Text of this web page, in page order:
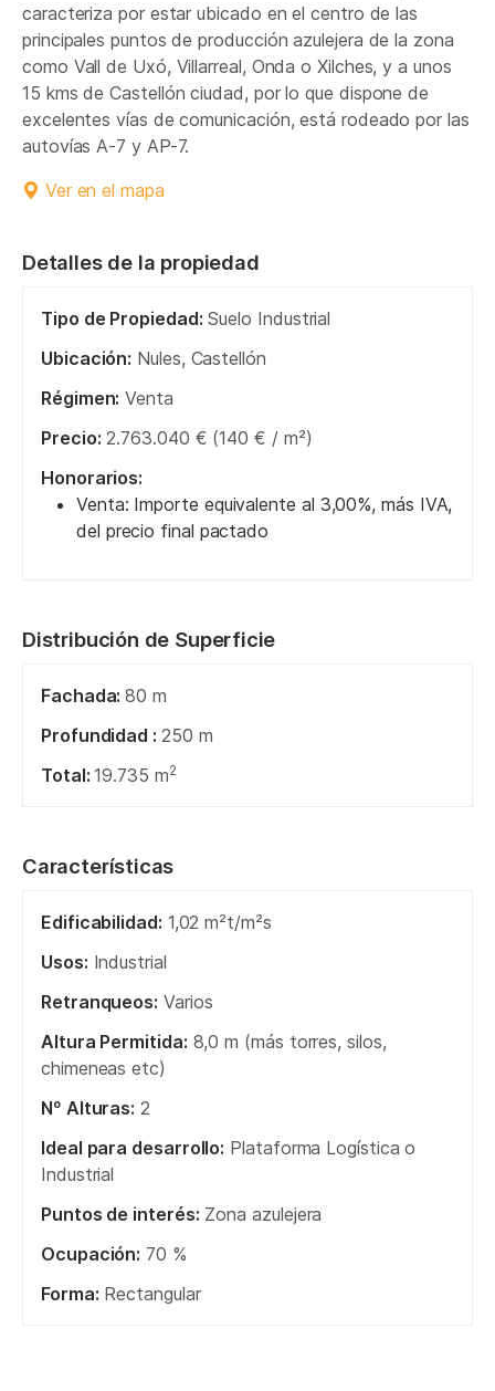
caracteriza por estar ubicado en el centro de las
principales puntos de producción azulejera de la zona
como Vall de Uxó, Villarreal, Onda o Xilches, y a unos
15 kms de Castellón ciudad, por lo que dispone de
excelentes vías de comunicación, está rodeado por las
autovías A-7 y AP-7.
Ver en el mapa
Detalles de la propiedad
Tipo de Propiedad: Suelo Industrial
Ubicación: Nules, Castellón
Régimen: Venta
Precio: 2.763.040 € (140 € / m²)
Honorarios:
Venta: Importe equivalente al 3,00%, más IVA,
del precio final pactado
Distribución de Superficie
Fachada:80 m
Profundidad : 250 m
Total:19.735 m2
Características
Edificabilidad: 1,02 m²t/m²s
Usos: Industrial
Retranqueos: Varios
Altura Permitida: 8,0 m (más torres, silos,
chimeneas etc)
Nº Alturas: 2
Ideal para desarrollo: Plataforma Logística o
Industrial
Puntos de interés: Zona azulejera
Ocupación: 70 %
Forma: Rectangular